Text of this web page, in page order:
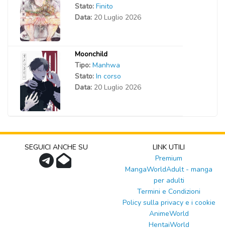
Stato: Finito
Data: 20 Luglio 2026
Moonchild
Tipo: Manhwa
Stato: In corso
Data: 20 Luglio 2026
SEGUICI ANCHE SU
LINK UTILI
Premium
MangaWorldAdult - manga
per adulti
Termini e Condizioni
Policy sulla privacy e i cookie
AnimeWorld
HentaiWorld